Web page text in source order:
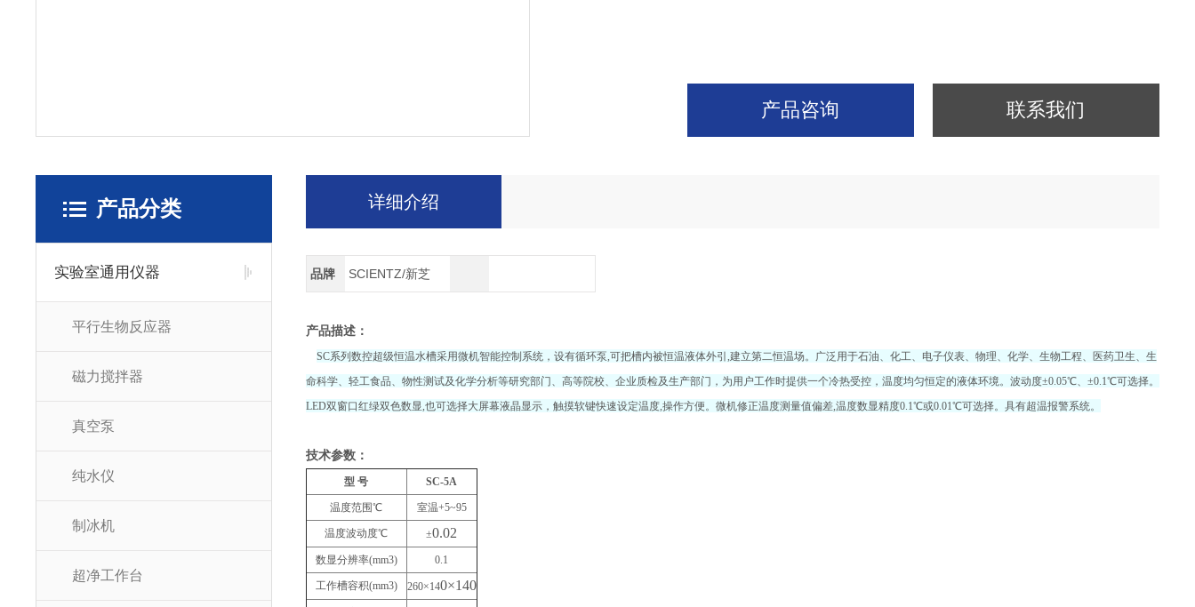
产品咨询 联系我们
产品分类
实验室通用仪器
平行生物反应器
磁力搅拌器
真空泵
纯水仪
制冰机
超净工作台
详细介绍
品牌 SCIENTZ/新芝
产品描述：
SC系列数控超级恒温水槽采用微机智能控制系统，设有循环泵,可把槽内被恒温液体外引,建立第二恒温场。广泛用于石油、化工、电子仪表、物理、化学、生物工程、医药卫生、生
命科学、轻工食品、物性测试及化学分析等研究部门、高等院校、企业质检及生产部门，为用户工作时提供一个冷热受控，温度均匀恒定的液体环境。波动度±0.05℃、±0.1℃可选择。
LED双窗口红绿双色数显,也可选择大屏幕液晶显示，触摸软键快速设定温度,操作方便。微机修正温度测量值偏差,温度数显精度0.1℃或0.01℃可选择。具有超温报警系统。
技术参数：
型 号 SC-5A
温度范围℃ 室温+5~95
温度波动度℃ ±0.02
数显分辨率(mm3) 0.1
工作槽容积(mm3) 260×140×140